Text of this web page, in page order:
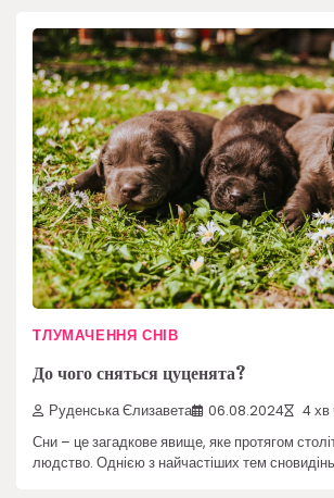
ТЛУМАЧЕННЯ СНІВ
До чого сняться цуценята?
Руденська Єлизавета 06.08.2024 4 хв
Сни – це загадкове явище, яке протягом
людство. Однією з найчастіших тем